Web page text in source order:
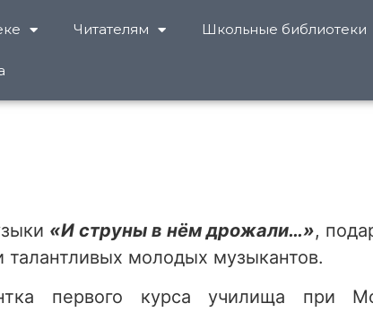
Читателям Школьные библиотеки
«И струны в нём дрожали…»,
молодых музыкантов.
первого курса училища при